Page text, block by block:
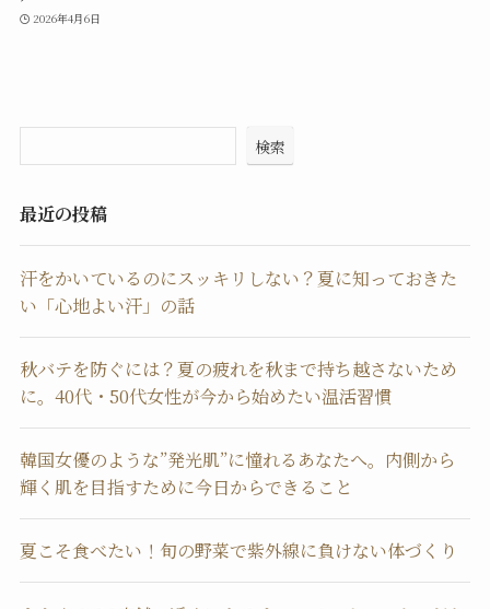
2026年4月6日
検索
最近の投稿
汗をかいているのにスッキリしない？夏に知っておきた
い「心地よい汗」の話
秋バテを防ぐには？夏の疲れを秋まで持ち越さないため
に。40代・50代女性が今から始めたい温活習慣
韓国女優のような”発光肌”に憧れるあなたへ。内側から
輝く肌を目指すために今日からできること
夏こそ食べたい！旬の野菜で紫外線に負けない体づくり